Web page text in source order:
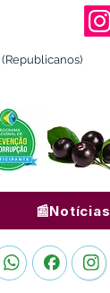
(Republicanos)
📰Notícias